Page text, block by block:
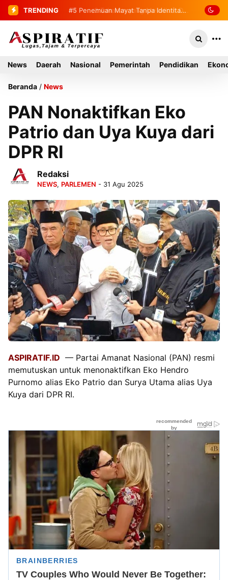
TRENDING #5 Penemuan Mayat Tanpa Identitas
Selatan
News Daerah Nasional Pemerintah Pendidikan
Beranda / News
PAN Nonaktifkan Eko
Patrio dan Uya Kuya dari
DPR RI
Redaksi
NEWS, PARLEMEN - 31 Agu 2025
ASPIRATIF.ID — Partai Amanat Nasional (PAN) resmi
memutuskan untuk menonaktifkan Eko Hendro
Purnomo alias Eko Patrio dan Surya Utama alias Uya
Kuya dari DPR RI.